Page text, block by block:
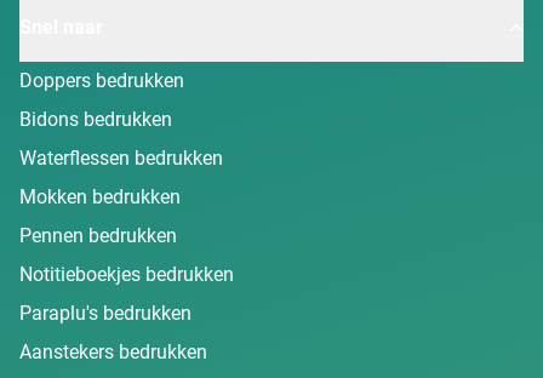
Doppers bedrukken
Bidons bedrukken
Waterflessen bedrukken
Mokken bedrukken
Pennen bedrukken
Notitieboekjes bedrukken
Paraplu's bedrukken
Aanstekers bedrukken